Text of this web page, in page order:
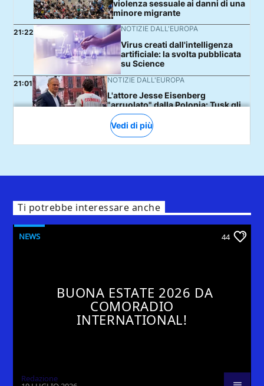
Ti potrebbe interessare anche
NEWS 44
BUONA ESTATE 2026 DA
COMORADIO
INTERNATIONAL!
Redazione